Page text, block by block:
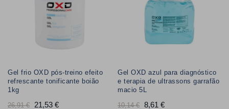
Gel frio OXD pós-treino efeito
refrescante tonificante boião
1kg
Preço
26,91 € 21,53 €Preço
Gel OXD azul para diagnóstico
e terapia de ultrassons garrafão
macio 5L
Preço
10,14 € 8,61 €Preço